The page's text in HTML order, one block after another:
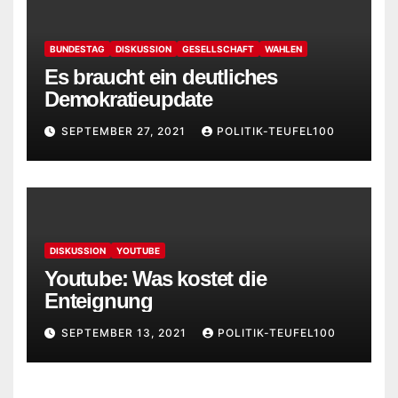
BUNDESTAG DISKUSSION GESELLSCHAFT WAHLEN
Es braucht ein deutliches
Demokratieupdate
SEPTEMBER 27, 2021 POLITIK-TEUFEL100
DISKUSSION YOUTUBE
Youtube: Was kostet die
Enteignung
SEPTEMBER 13, 2021 POLITIK-TEUFEL100